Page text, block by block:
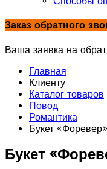
Заказ обратного
Ваша заявка на
Главная
Клиенту
Каталог товаров
Повод
Романтика
Букет
Букет